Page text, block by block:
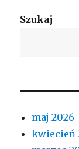
Szukaj
maj 2026
kwiecień